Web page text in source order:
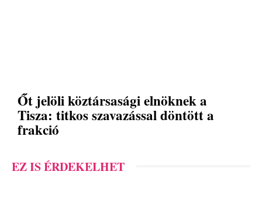
Őt jelöli köztársasági elnöknek a
Tisza: titkos szavazással döntött a
frakció
EZ IS ÉRDEKELHET